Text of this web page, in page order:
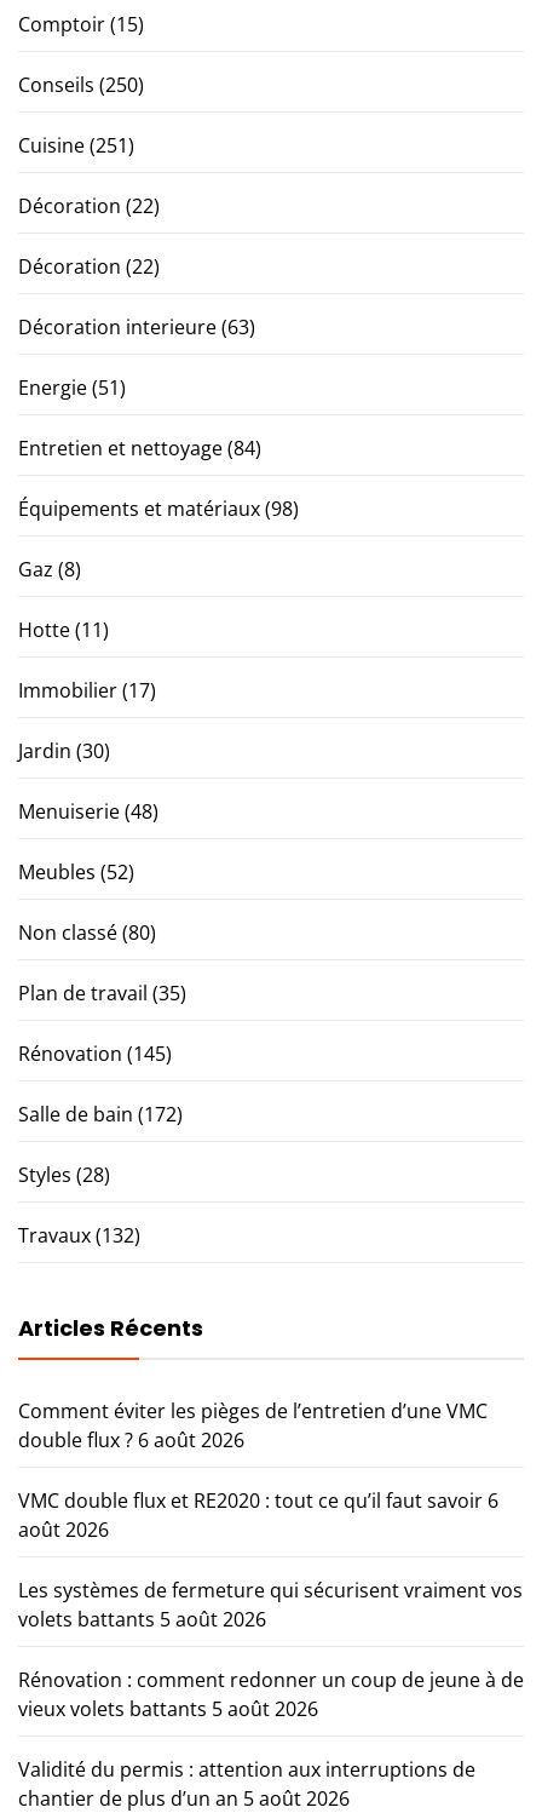
Comptoir(15)
Conseils (250)
Cuisine(251)
Décoration (22)
Décoration (22)
Décoration interieure(63)
Energie(51)
Entretien et nettoyage(84)
Équipements et matériaux(98)
Gaz (8)
Hotte(11)
Immobilier(17)
Jardin (30)
Menuiserie(48)
Meubles (52)
Non classé(80)
Plan de travail (35)
Rénovation (145)
Salle de bain (172)
Styles (28)
Travaux(132)
Articles Récents
Comment éviter les pièges de l’entretien d’une VMC
double flux ? 6 août 2026
VMC double flux et RE2020 : tout ce qu’il faut savoir 6
août 2026
Les systèmes de fermeture qui sécurisent vraiment vos
volets battants 5 août 2026
Rénovation : comment redonner un coup de jeune à de
vieux volets battants 5 août 2026
Validité du permis : attention aux interruptions de
chantier de plus d’un an 5 août 2026